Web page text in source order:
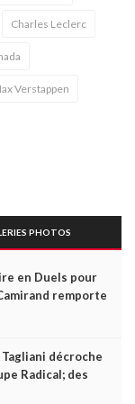
Charles Leclerc
Verstappen
PHOTOS
en Duels pour
remporte
Tagliani décroche
Radical; des
les séries